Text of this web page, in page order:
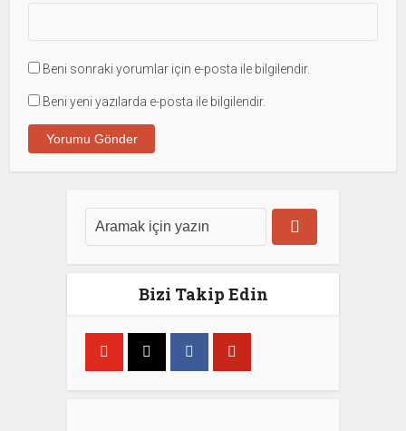
Beni sonraki yorumlar için e-posta ile bilgilendir.
Beni yeni yazılarda e-posta ile bilgilendir.
Bizi Takip Edin